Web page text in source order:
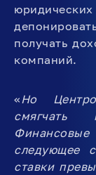
получать
компаний.
«Но
смягчать
следующее
ставки